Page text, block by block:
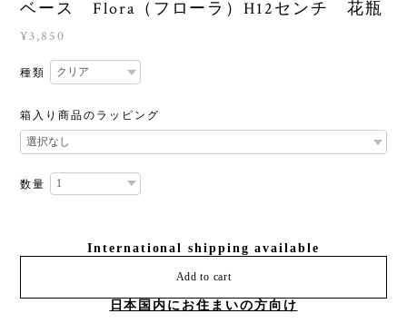
ベース Flora（フローラ）H12センチ 花瓶
¥3,850
種類
箱入り商品のラッピング
数量
International shipping available
Add to cart
日本国内にお住まいの方向け